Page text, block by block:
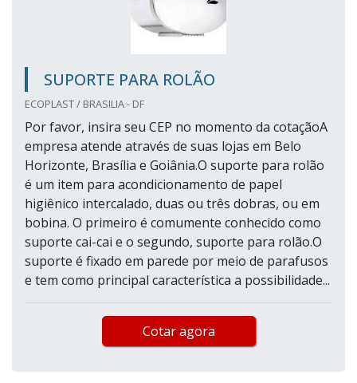
SUPORTE PARA ROLÃO
ECOPLAST / BRASILIA - DF
Por favor, insira seu CEP no momento da cotaçãoA
empresa atende através de suas lojas em Belo
Horizonte, Brasília e Goiânia.O suporte para rolão
é um item para acondicionamento de papel
higiênico intercalado, duas ou três dobras, ou em
bobina. O primeiro é comumente conhecido como
suporte cai-cai e o segundo, suporte para rolão.O
suporte é fixado em parede por meio de parafusos
e tem como principal característica a possibilidade...
Cotar agora